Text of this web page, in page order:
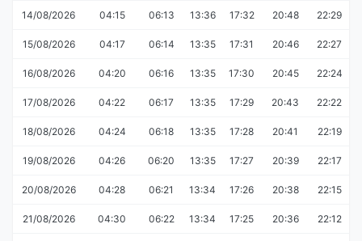
14/08/2026 04:15 06:13 13:36 17:32 20:48 22:29
15/08/2026 04:17 06:14 13:35 17:31 20:46 22:27
16/08/2026 04:20 06:16 13:35 17:30 20:45 22:24
17/08/2026 04:22 06:17 13:35 17:29 20:43 22:22
18/08/2026 04:24 06:18 13:35 17:28 20:41 22:19
19/08/2026 04:26 06:20 13:35 17:27 20:39 22:17
20/08/2026 04:28 06:21 13:34 17:26 20:38 22:15
21/08/2026 04:30 06:22 13:34 17:25 20:36 22:12